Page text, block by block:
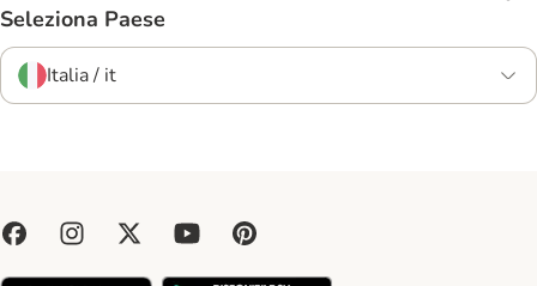
Seleziona Paese
Italia / it